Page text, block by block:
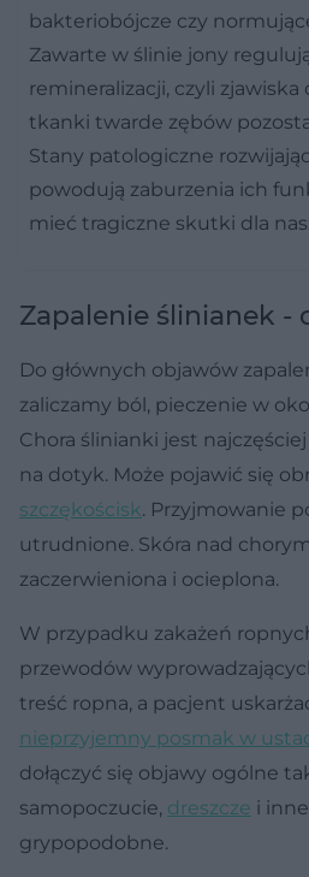
bakteriobójcze czy
Zawarte w ślinie jony
remineralizacji, czyli
tkanki twarde zębów
Stany patologiczne
powodują zaburzenia ich
mieć tragiczne skutki dla
Zapalenie ślinianek -
Do głównych objawów
zaliczamy ból, pieczenie w
Chora ślinianki jest
na dotyk. Może pojawić się
szczękościsk. Przyjmowanie
utrudnione. Skóra nad
zaczerwieniona i ocieplona.
W przypadku zakażeń
przewodów
treść ropna, a pacjent
nieprzyjemny posmak w
dołączyć się objawy ogólne
samopoczucie, dreszcze i
grypopodobne.